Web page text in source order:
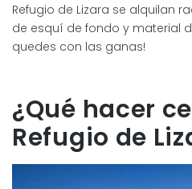
Refugio de Lizara se alquilan
de esquí de fondo y material
quedes con las ganas!
¿Qué hacer
Refugio de